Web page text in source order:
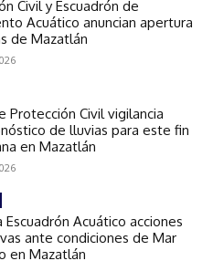
Civil y Escuadrón de
Acuático anuncian apertura
de Mazatlán
Protección Civil vigilancia
de lluvias para este fin
en Mazatlán
Escuadrón Acuático acciones
ante condiciones de Mar
en Mazatlán